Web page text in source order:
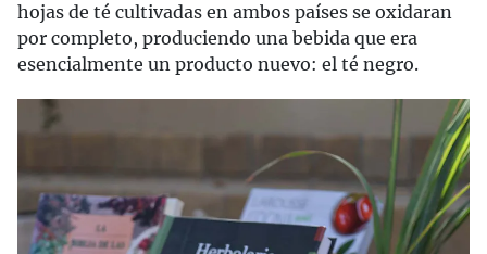
hojas de té cultivadas en ambos países se oxidaran
por completo, produciendo una bebida que era
esencialmente un producto nuevo: el té negro.